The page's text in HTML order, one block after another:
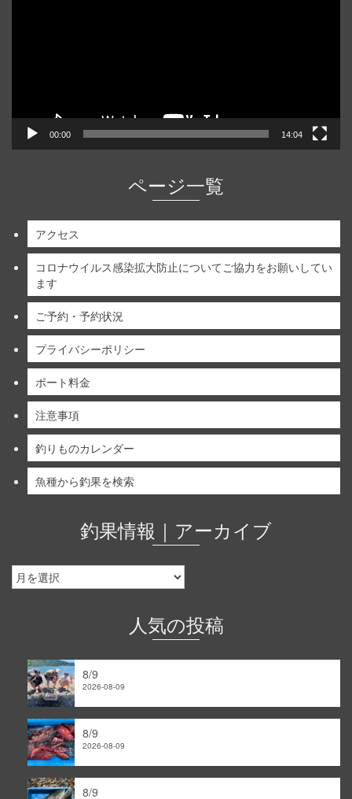
00:00 14:04
ページ一覧
アクセス
コロナウイルス感染拡大防止についてご協力をお願いしてい
ます
ご予約・予約状況
プライバシーポリシー
ボート料金
注意事項
釣りものカレンダー
魚種から釣果を検索
釣果情報｜アーカイブ
釣
果
人気の投稿
8/9
2026-08-09
8/9
2026-08-09
8/9